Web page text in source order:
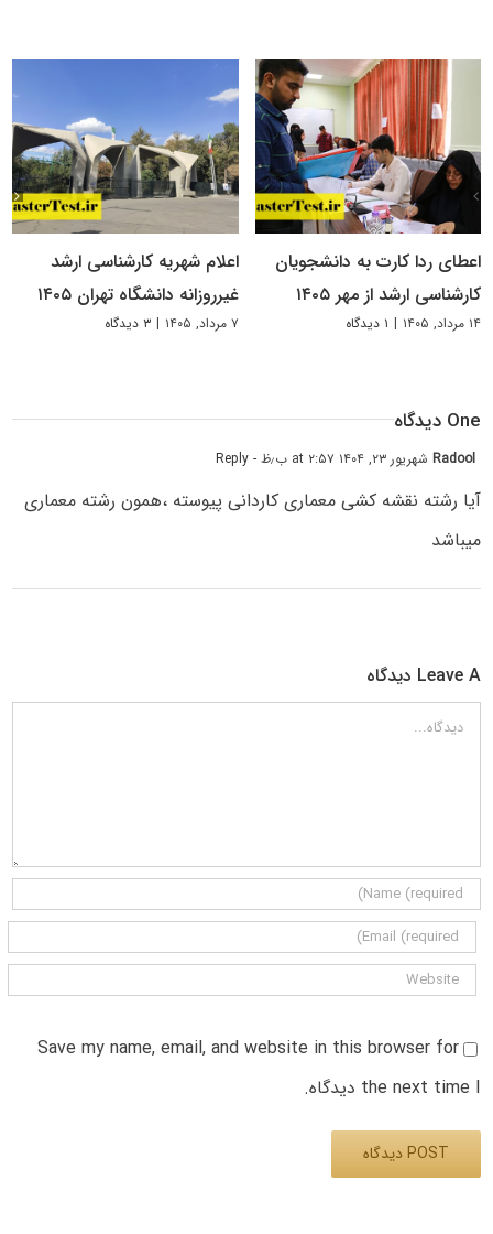
اعطای ردا کارت به دانشجویان
کارشناسی ارشد از مهر ۱۴۰۵
۱۴ مرداد, ۱۴۰۵ | ۱ دیدگاه
اعلام شهریه کارشناسی ارشد
غیرروزانه دانشگاه تهران ۱۴۰۵
۷ مرداد, ۱۴۰۵ | ۳ دیدگاه
One دیدگاه
Radoolشهریور ۲۳, ۱۴۰۴ at ۲:۵۷ ب٫ظ - Reply
آیا رشته نقشه کشی معماری کاردانی پیوسته ،همون رشته معماری
میباشد
Leave A دیدگاه
دیدگاه
Save my name, email, and website in this browser for
the next time I دیدگاه.